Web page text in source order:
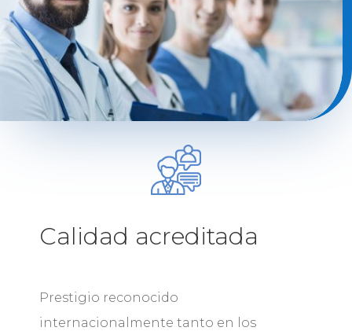
Calidad acreditada
Prestigio reconocido
internacionalmente tanto en los